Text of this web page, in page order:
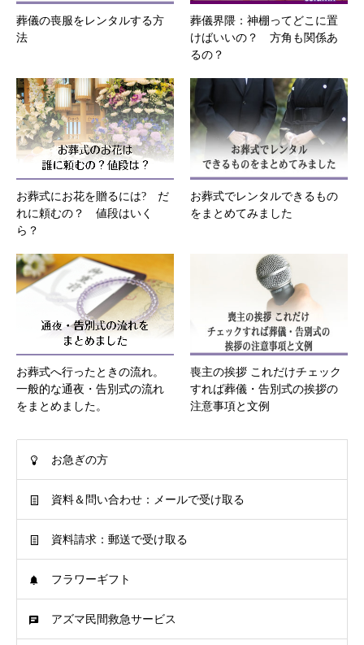
葬儀の喪服をレンタルする方
法
葬儀界隈：神棚ってどこに置
けばいいの？ 方角も関係あ
るの？
お葬式にお花を贈るには? だ
れに頼むの？ 値段はいく
ら？
お葬式でレンタルできるもの
をまとめてみました
お葬式へ行ったときの流れ。
一般的な通夜・告別式の流れ
をまとめました。
喪主の挨拶 これだけチェック
すれば葬儀・告別式の挨拶の
注意事項と文例
お急ぎの方
資料＆問い合わせ：メールで受け取る
資料請求：郵送で受け取る
フラワーギフト
アズマ民間救急サービス